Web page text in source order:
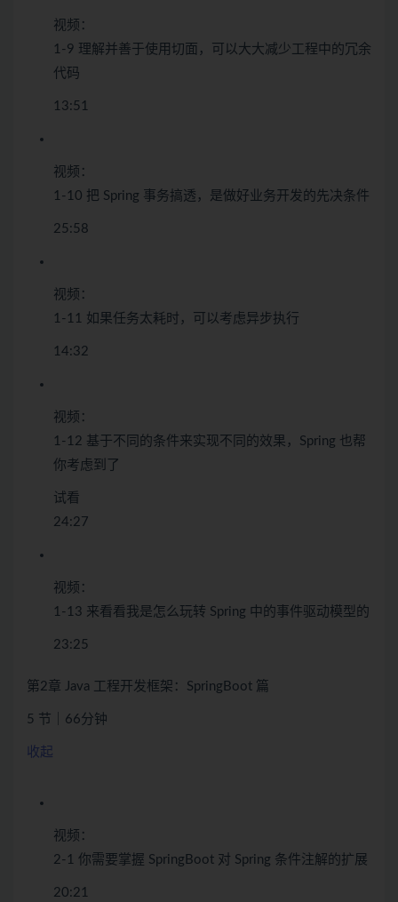
视频：
1-9 理解并善于使用切面，可以大大减少工程中的冗余
代码
13:51
视频：
1-10 把 Spring 事务搞透，是做好业务开发的先决条件
25:58
视频：
1-11 如果任务太耗时，可以考虑异步执行
14:32
视频：
1-12 基于不同的条件来实现不同的效果，Spring 也帮
你考虑到了
试看
24:27
视频：
1-13 来看看我是怎么玩转 Spring 中的事件驱动模型的
23:25
第2章 Java 工程开发框架：SpringBoot 篇
5 节｜66分钟
收起
视频：
2-1 你需要掌握 SpringBoot 对 Spring 条件注解的扩展
20:21